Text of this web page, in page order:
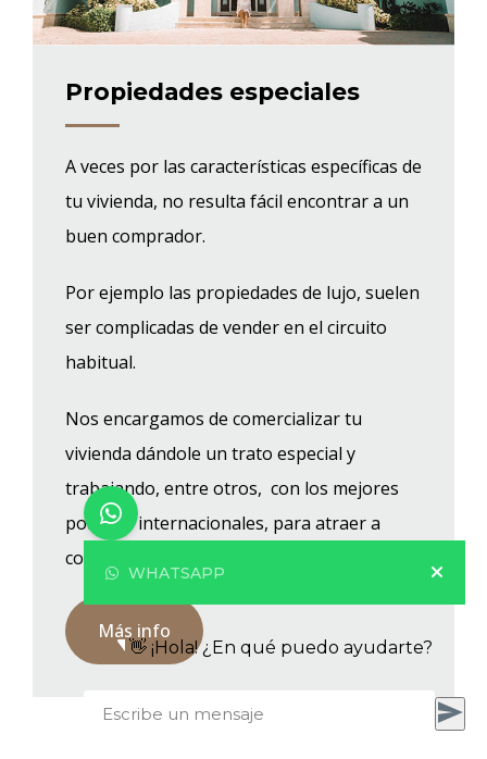
Propiedades especiales
A veces por las características específicas de
tu vivienda, no resulta fácil encontrar a un
buen comprador.
Por ejemplo las propiedades de lujo, suelen
ser complicadas de vender en el circuito
habitual.
Nos encargamos de comercializar tu
vivienda dándole un trato especial y
trabajando, entre otros, con los mejores
portales internacionales, para atraer a
compradores extranjeros.
Más info
WHATSAPP
👋 ¡Hola! ¿En qué puedo ayudarte?